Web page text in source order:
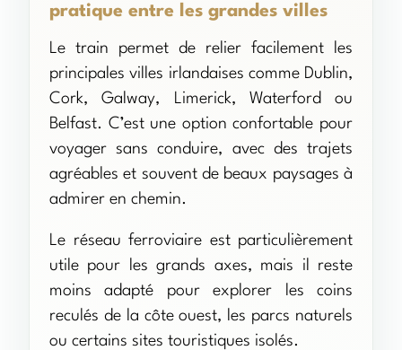
pratique entre les grandes villes
Le train permet de relier facilement les
principales villes irlandaises comme Dublin,
Cork, Galway, Limerick, Waterford ou
Belfast. C’est une option confortable pour
voyager sans conduire, avec des trajets
agréables et souvent de beaux paysages à
admirer en chemin.
Le réseau ferroviaire est particulièrement
utile pour les grands axes, mais il reste
moins adapté pour explorer les coins
reculés de la côte ouest, les parcs naturels
ou certains sites touristiques isolés.